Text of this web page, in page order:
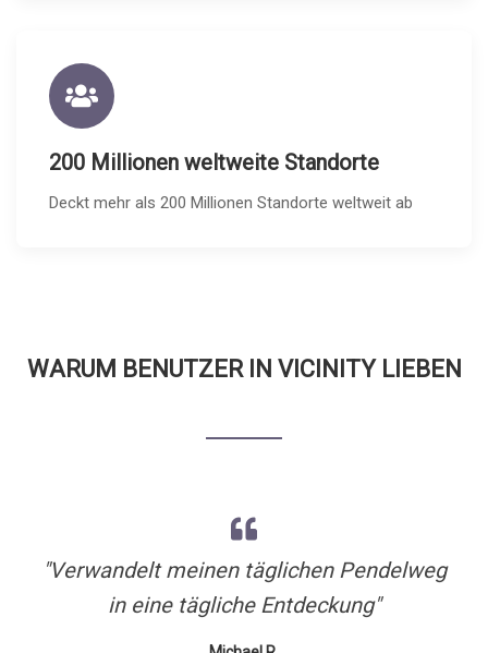
200 Millionen weltweite Standorte
Deckt mehr als 200 Millionen Standorte weltweit ab
WARUM BENUTZER IN VICINITY LIEBEN
"Like having a knowledgeable local friend
in every city!"
"Verwandelt meinen täglichen Pendelweg
in eine tägliche Entdeckung"
"Endlich kann ich die Geschichten hinter
den Orten verstehen, die ich besuche!"